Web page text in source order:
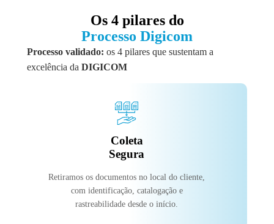
Os 4 pilares do
Processo Digicom
Processo validado: os 4 pilares que sustentam a
excelência da DIGICOM
Coleta
Segura
Retiramos os documentos no local do cliente,
com identificação, catalogação e
rastreabilidade desde o início.